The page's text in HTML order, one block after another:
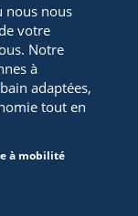
nous nous
votre
Notre
à
adaptées,
tout en
à mobilité